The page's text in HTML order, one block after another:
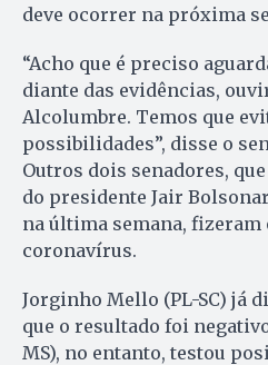
deve ocorrer na próxima
“Acho que é preciso
diante das evidências,
Alcolumbre. Temos que
possibilidades”, disse o
Outros dois senadores,
do presidente Jair
na última semana, fizeram
coronavírus.
Jorginho Mello (PL-SC) já
que o resultado foi
MS), no entanto, testou